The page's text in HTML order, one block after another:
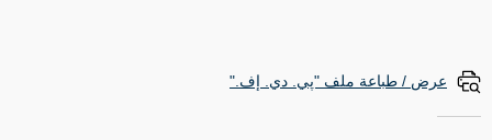
عرض / طباعة ملف "پي. دي. إف."